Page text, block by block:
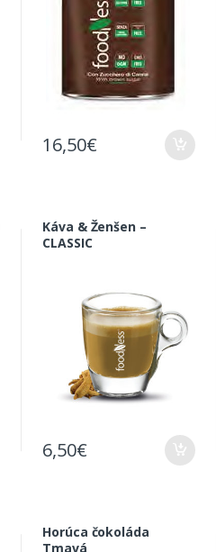
16,50€
Káva & Ženšen –
CLASSIC
6,50€
Horúca čokoláda
Tmavá